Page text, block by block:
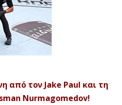
από τον Jake Paul και τη
Nurmagomedov!